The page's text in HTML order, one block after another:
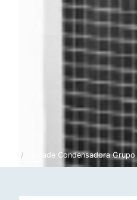
/ Unidade Condensadora Grupo